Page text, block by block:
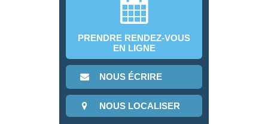
PRENDRE RENDEZ-VOUS
EN LIGNE
NOUS ÉCRIRE
NOUS LOCALISER